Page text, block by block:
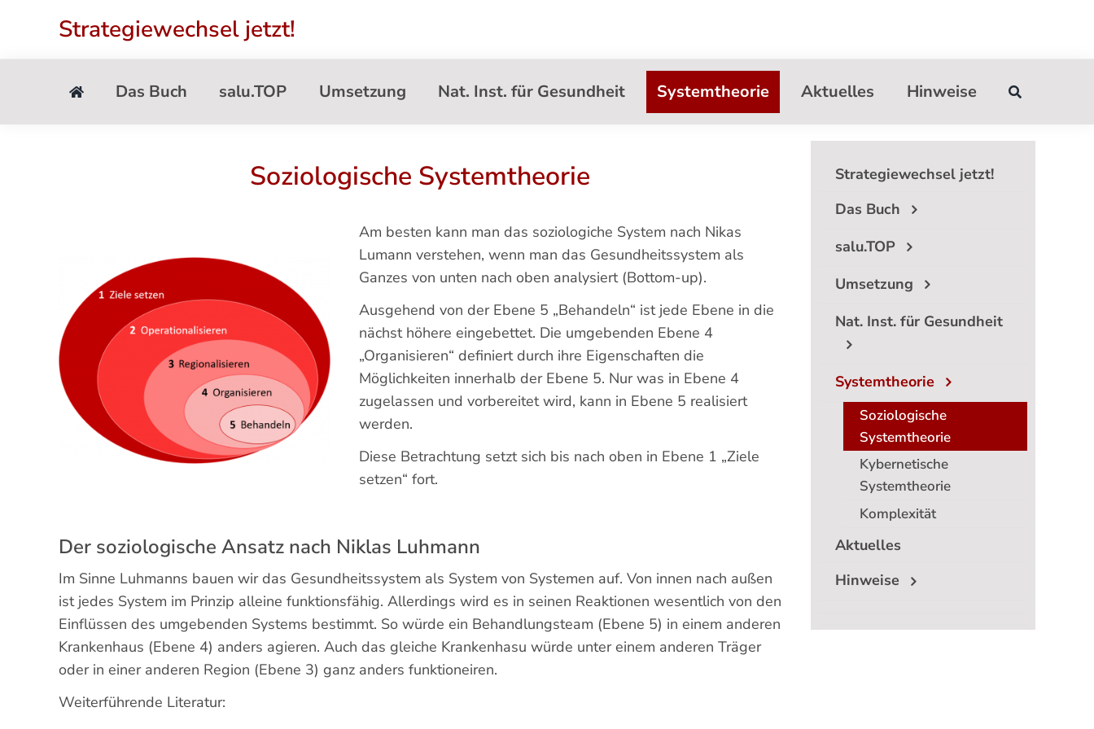
springen
Strategiewechsel jetzt!
Das Buch salu.TOP Umsetzung Nat. Inst. für Gesundheit Systemtheorie Aktuelles Hinweise
Soziologische Systemtheorie
Am besten kann man das soziologiche System nach Nikas
Lumann verstehen, wenn man das Gesundheitssystem als
Ganzes von unten nach oben analysiert (Bottom-up).
Ausgehend von der Ebene 5 „Behandeln“ ist jede Ebene in die
nächst höhere eingebettet. Die umgebenden Ebene 4
„Organisieren“ definiert durch ihre Eigenschaften die
Möglichkeiten innerhalb der Ebene 5. Nur was in Ebene 4
zugelassen und vorbereitet wird, kann in Ebene 5 realisiert
werden.
Diese Betrachtung setzt sich bis nach oben in Ebene 1 „Ziele
setzen“ fort.
Der soziologische Ansatz nach Niklas Luhmann
Im Sinne Luhmanns bauen wir das Gesundheitssystem als System von Systemen auf. Von innen nach außen
ist jedes System im Prinzip alleine funktionsfähig. Allerdings wird es in seinen Reaktionen wesentlich von den
Einflüssen des umgebenden Systems bestimmt. So würde ein Behandlungsteam (Ebene 5) in einem anderen
Krankenhaus (Ebene 4) anders agieren. Auch das gleiche Krankenhasu würde unter einem anderen Träger
oder in einer anderen Region (Ebene 3) ganz anders funktioneiren.
Weiterführende Literatur:
Strategiewechsel jetzt!
Das Buch
salu.TOP
Umsetzung
Nat. Inst. für Gesundheit
Systemtheorie
Soziologische
Systemtheorie
Kybernetische
Systemtheorie
Komplexität
Aktuelles
Hinweise